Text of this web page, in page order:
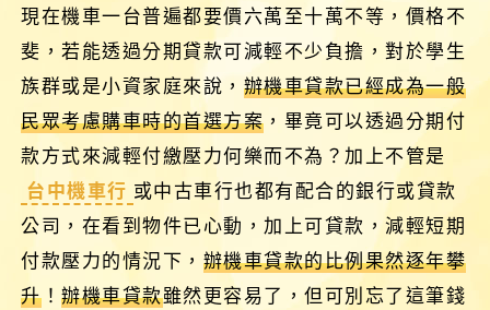
現在機車一台普遍都要價六萬至十萬不等，價格不
斐，若能透過分期貸款可減輕不少負擔，對於學生
族群或是小資家庭來說， 辦機車貸款已經成為一般
民眾考慮購車時的首選方案 ，畢竟可以透過分期付
款方式來減輕付繳壓力何樂而不為？加上不管是
台中機車行 或中古車行也都有配合的銀行或貸款
公司，在看到物件已心動，加上可貸款，減輕短期
付款壓力的情況下， 辦機車貸款的比例果然逐年攀
升！辦機車貸款雖然更容易了，但可別忘了這筆錢